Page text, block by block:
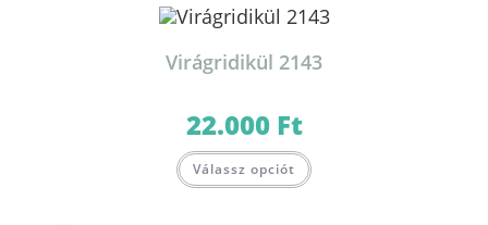
Virágridikül 2143
22.000 Ft
Válassz opciót